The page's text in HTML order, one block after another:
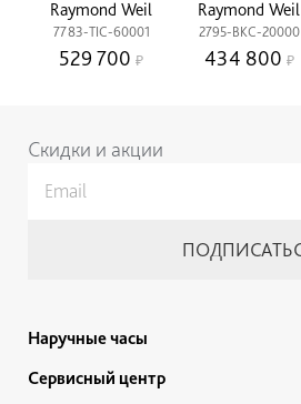
Raymond Weil
7783-TIC-60001
529 700
Raymond Weil
2795-BKC-20000
434 800
Скидки и акции
Наручные часы
Все бренды
Сервисный центр